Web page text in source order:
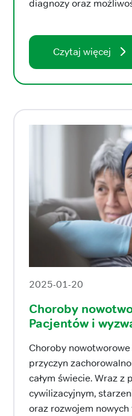
diagnozy oraz
Czytaj więcej
2025-01-20
Choroby
Pacjentów i
Choroby
przyczyn
całym świecie. Wraz z
cywilizacyjnym,
oraz rozwojem